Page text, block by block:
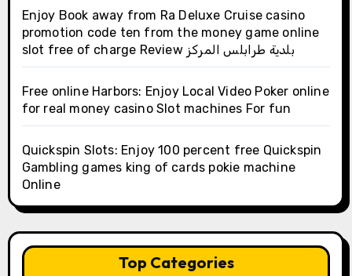
Enjoy Book away from Ra Deluxe Cruise casino
promotion code ten from the money game online
slot free of charge Review بلدية طرابلس المركز
Free online Harbors: Enjoy Local Video Poker online
for real money casino Slot machines For fun
Quickspin Slots: Enjoy 100 percent free Quickspin
Gambling games king of cards pokie machine
Online
Top Categories